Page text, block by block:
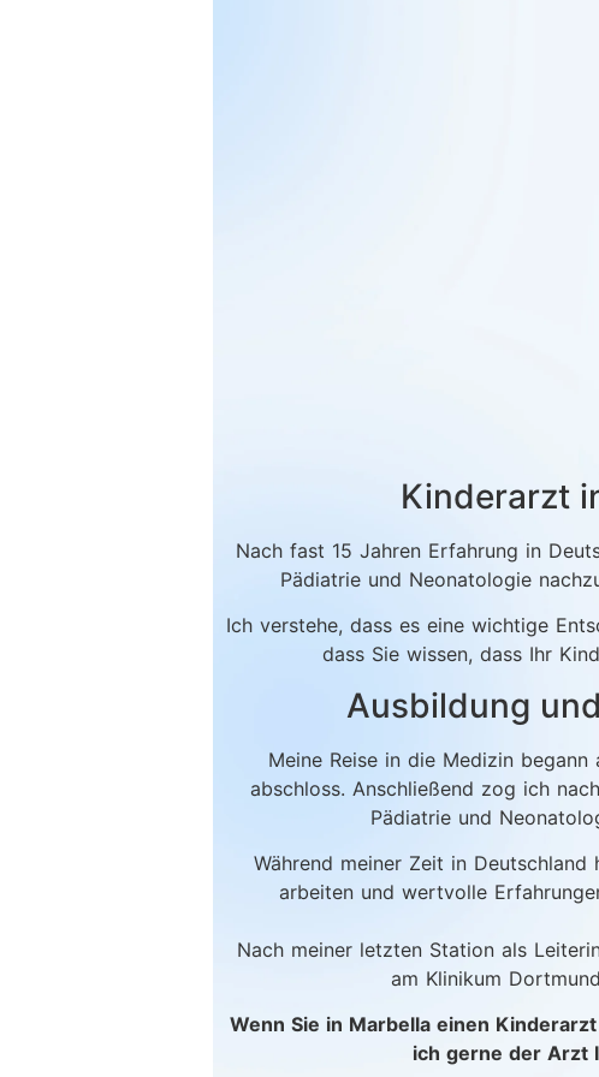
Kinderarzt
Nach fast 15 Jahren Erfahrung in
Pädiatrie und Neonatologie
Ich verstehe, dass es eine wichtige
dass Sie wissen, dass Ihr
Ausbildung
Meine Reise in die Medizin
abschloss. Anschließend zog ich
Pädiatrie und
Während meiner Zeit in
arbeiten und wertvolle
Nach meiner letzten Station als
am Klinikum
Wenn Sie in Marbella einen
ich gerne der Arzt